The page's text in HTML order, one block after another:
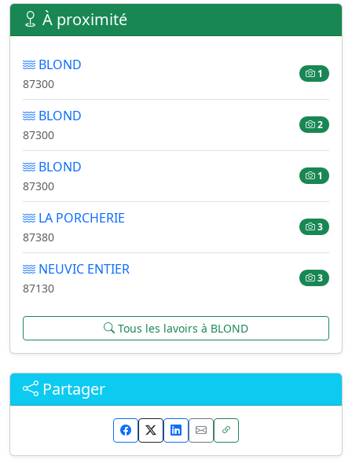
À proximité
BLOND
87300
1
BLOND
87300
2
BLOND
87300
1
LA PORCHERIE
87380
3
NEUVIC ENTIER
87130
3
Tous les lavoirs à BLOND
Partager